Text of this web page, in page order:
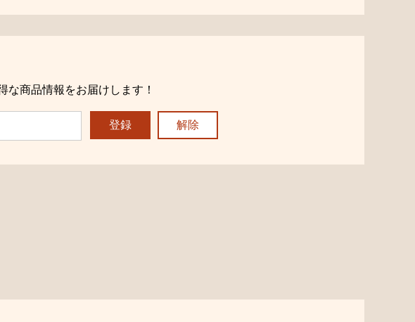
な商品情報をお届けします！
登録 解除